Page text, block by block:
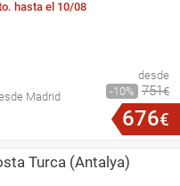
hasta el 10/08
Madrid
desde
10
751€
676€
Turca (Antalya)